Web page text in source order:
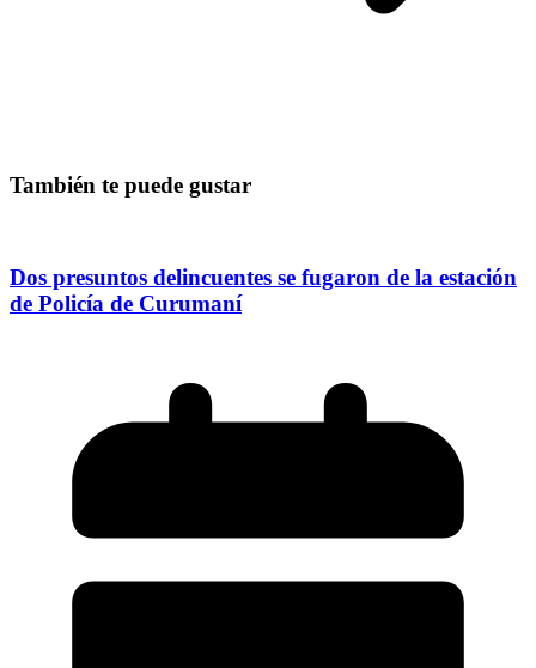
También te puede gustar
Dos presuntos delincuentes se fugaron de la estación
de Policía de Curumaní